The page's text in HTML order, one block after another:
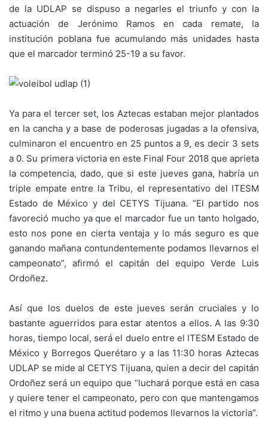
de la UDLAP se dispuso a negarles el triunfo y con la
actuación de Jerónimo Ramos en cada remate, la
institución poblana fue acumulando más unidades hasta
que el marcador terminó 25-19 a su favor.
Ya para el tercer set, los Aztecas estaban mejor plantados
en la cancha y a base de poderosas jugadas a la ofensiva,
culminaron el encuentro en 25 puntos a 9, es decir 3 sets
a 0. Su primera victoria en este Final Four 2018 que aprieta
la competencia, dado, que si este jueves gana, habría un
triple empate entre la Tribu, el representativo del ITESM
Estado de México y del CETYS Tijuana. “El partido nos
favoreció mucho ya que el marcador fue un tanto holgado,
esto nos pone en cierta ventaja y lo más seguro es que
ganando mañana contundentemente podamos llevarnos el
campeonato”, afirmó el capitán del equipo Verde Luis
Ordoñez.
Así que los duelos de este jueves serán cruciales y lo
bastante aguerridos para estar atentos a ellos. A las 9:30
horas, tiempo local, será el duelo entre el ITESM Estado de
México y Borregos Querétaro y a las 11:30 horas Aztecas
UDLAP se mide al CETYS Tijuana, quien a decir del capitán
Ordoñez será un equipo que “luchará porque está en casa
y quiere tener el campeonato, pero con que mantengamos
el ritmo y una buena actitud podemos llevarnos la victoria”.